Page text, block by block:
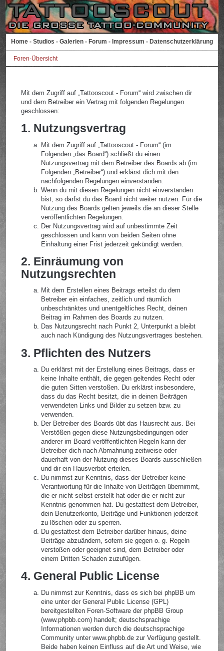
Home - Studios - Galerien - Forum - Impressum - Datenschutzerklärung
Foren-Übersicht
Mit dem Zugriff auf „Tattooscout - Forum“ wird zwischen dir
und dem Betreiber ein Vertrag mit folgenden Regelungen
geschlossen:
1. Nutzungsvertrag
Mit dem Zugriff auf „Tattooscout - Forum“ (im
Folgenden „das Board“) schließt du einen
Nutzungsvertrag mit dem Betreiber des Boards ab (im
Folgenden „Betreiber“) und erklärst dich mit den
nachfolgenden Regelungen einverstanden.
Wenn du mit diesen Regelungen nicht einverstanden
bist, so darfst du das Board nicht weiter nutzen. Für die
Nutzung des Boards gelten jeweils die an dieser Stelle
veröffentlichten Regelungen.
Der Nutzungsvertrag wird auf unbestimmte Zeit
geschlossen und kann von beiden Seiten ohne
Einhaltung einer Frist jederzeit gekündigt werden.
2. Einräumung von
Nutzungsrechten
Mit dem Erstellen eines Beitrags erteilst du dem
Betreiber ein einfaches, zeitlich und räumlich
unbeschränktes und unentgeltliches Recht, deinen
Beitrag im Rahmen des Boards zu nutzen.
Das Nutzungsrecht nach Punkt 2, Unterpunkt a bleibt
auch nach Kündigung des Nutzungsvertrages bestehen.
3. Pflichten des Nutzers
Du erklärst mit der Erstellung eines Beitrags, dass er
keine Inhalte enthält, die gegen geltendes Recht oder
die guten Sitten verstoßen. Du erklärst insbesondere,
dass du das Recht besitzt, die in deinen Beiträgen
verwendeten Links und Bilder zu setzen bzw. zu
verwenden.
Der Betreiber des Boards übt das Hausrecht aus. Bei
Verstößen gegen diese Nutzungsbedingungen oder
anderer im Board veröffentlichten Regeln kann der
Betreiber dich nach Abmahnung zeitweise oder
dauerhaft von der Nutzung dieses Boards ausschließen
und dir ein Hausverbot erteilen.
Du nimmst zur Kenntnis, dass der Betreiber keine
Verantwortung für die Inhalte von Beiträgen übernimmt,
die er nicht selbst erstellt hat oder die er nicht zur
Kenntnis genommen hat. Du gestattest dem Betreiber,
dein Benutzerkonto, Beiträge und Funktionen jederzeit
zu löschen oder zu sperren.
Du gestattest dem Betreiber darüber hinaus, deine
Beiträge abzuändern, sofern sie gegen o. g. Regeln
verstoßen oder geeignet sind, dem Betreiber oder
einem Dritten Schaden zuzufügen.
4. General Public License
Du nimmst zur Kenntnis, dass es sich bei phpBB um
eine unter der General Public License (GPL)
bereitgestellten Foren-Software der phpBB Group
(www.phpbb.com) handelt; deutschsprachige
Informationen werden durch die deutschsprachige
Community unter www.phpbb.de zur Verfügung gestellt.
Beide haben keinen Einfluss auf die Art und Weise, wie